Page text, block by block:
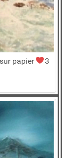
3
papier